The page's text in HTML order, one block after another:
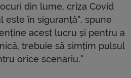
din lume, criza Covid
este în siguranță”, spune
acest lucru și pentru a
trebuie să simțim pulsul
orice scenariu.”